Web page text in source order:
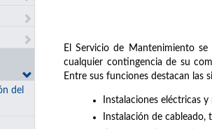
del
El Servicio de Mantenimiento
cualquier contingencia de su
Entre sus funciones destacan las
Instalaciones eléctricas
Instalación de